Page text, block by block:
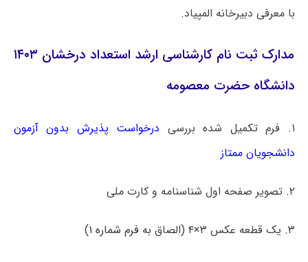
با معرفی دبیرخانه المپیاد.
مدارک ثبت نام کارشناسی ارشد استعداد درخشان ۱۴۰۳
دانشگاه حضرت معصومه
۱. فرم تکمیل شده بررسی
درخواست پذیرش بدون آزمون
دانشجویان ممتاز
۲. تصویر صفحه اول شناسنامه و کارت ملی
۳. یک قطعه عکس ۳×۴ (الصاق به فرم شماره ۱ )